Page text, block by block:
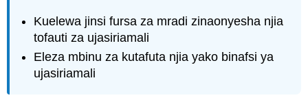
Kuelewa jinsi fursa za mradi zinaonyesha njia
tofauti za ujasiriamali
Eleza mbinu za kutafuta njia yako binafsi ya
ujasiriamali